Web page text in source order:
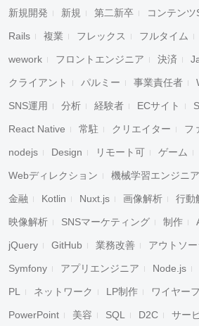
新規開発 新規 第二新卒 コンテンツ
Rails 複業 フレックス フルタイム
wework フロントエンジニア 決済
クライアント パルミー 事業責任者
SNS運用 分析 経験者 ECサイト
React Native 常駐 クリエイター フ
nodejs Design リモート可 ゲーム
Webディレクション 機械学習エンジニア
金融 Kotlin Nuxt.js 画像解析 行動
映像解析 SNSマーケティング 制作
jQuery GitHub 業務改善 アウトソ
Symfony アプリエンジニア Node.js
PL ネットワーク LP制作 ワイヤー
PowerPoint 美容 SQL D2C サー